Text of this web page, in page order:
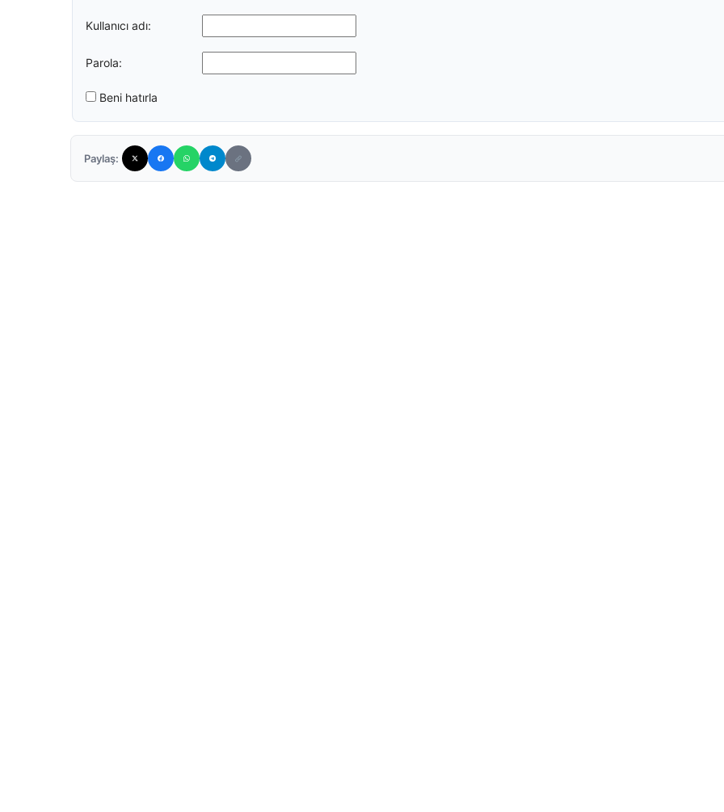
Kullanıcı adı:
Parola:
Beni hatırla
Paylaş: